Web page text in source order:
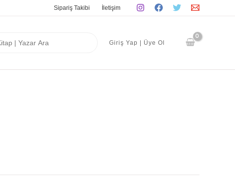
Sipariş Takibi İletişim
Giriş Yap | Üye Ol